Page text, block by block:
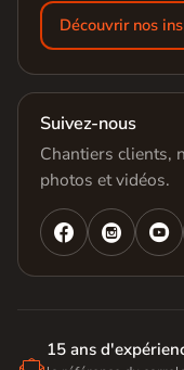
Découvrir nos
Suivez-nous
Chantiers clients,
photos et vidéos.
  
15 ans